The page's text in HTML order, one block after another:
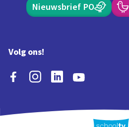
Nieuwsbrief PO
Volg ons!